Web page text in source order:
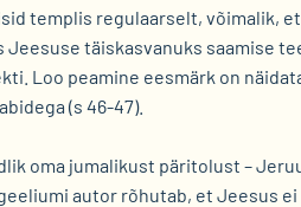
templis regulaarselt, võimalik,
täiskasvanuks saamise
Loo peamine eesmärk on
(s 46-47).
oma jumalikust päritolust –
autor rõhutab, et Jeesus